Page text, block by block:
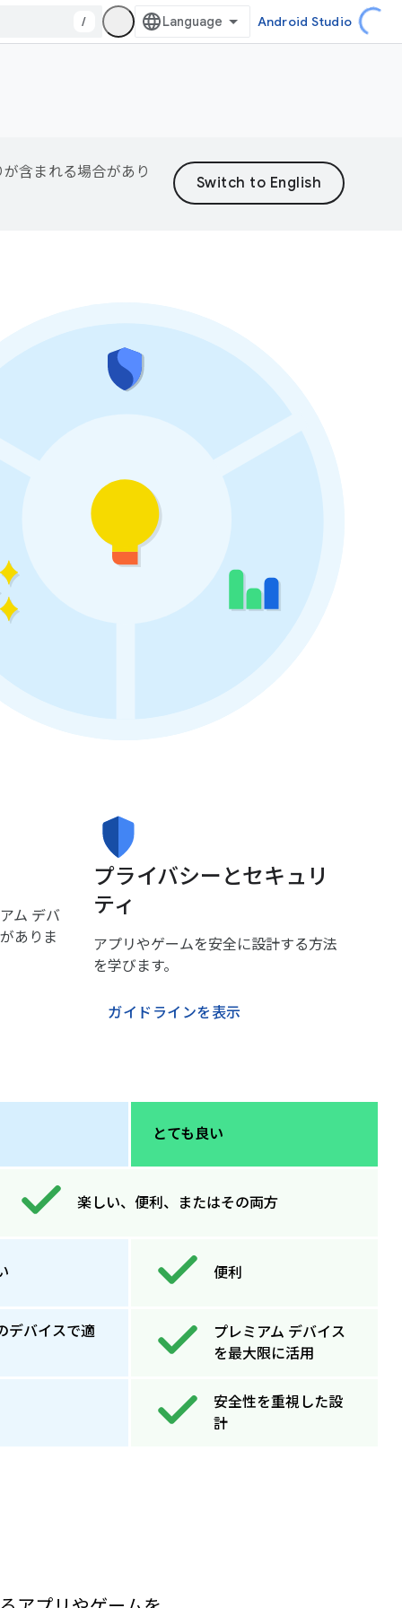
/ Android Studio
含まれる場合があり
ム デバ
ありま
プライバシーとセキュリ
ティ
アプリやゲームを安全に設計する方法
を学びます。
ガイドラインを表示
とても良い
楽しい、便利、またはその両方
便利
デバイスで適
プレミアム デバイス
を最大限に活用
安全性を重視した設
計